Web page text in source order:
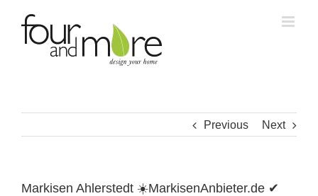
content
Previous Next
Markisen Ahlerstedt ☀️MarkisenAnbieter.de ✔